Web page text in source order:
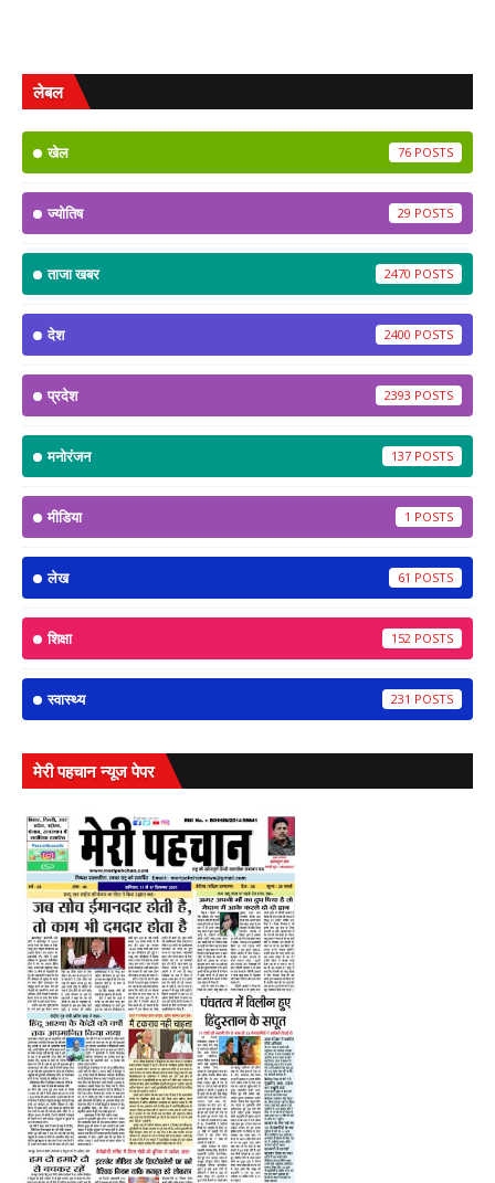
लेबल
खेल 76
ज्योतिष 29
ताजा खबर 2470
देश 2400
प्रदेश 2393
मनोरंजन 137
मीडिया 1
लेख 61
शिक्षा 152
स्वास्थ्य 231
मेरी पहचान न्यूज पेपर